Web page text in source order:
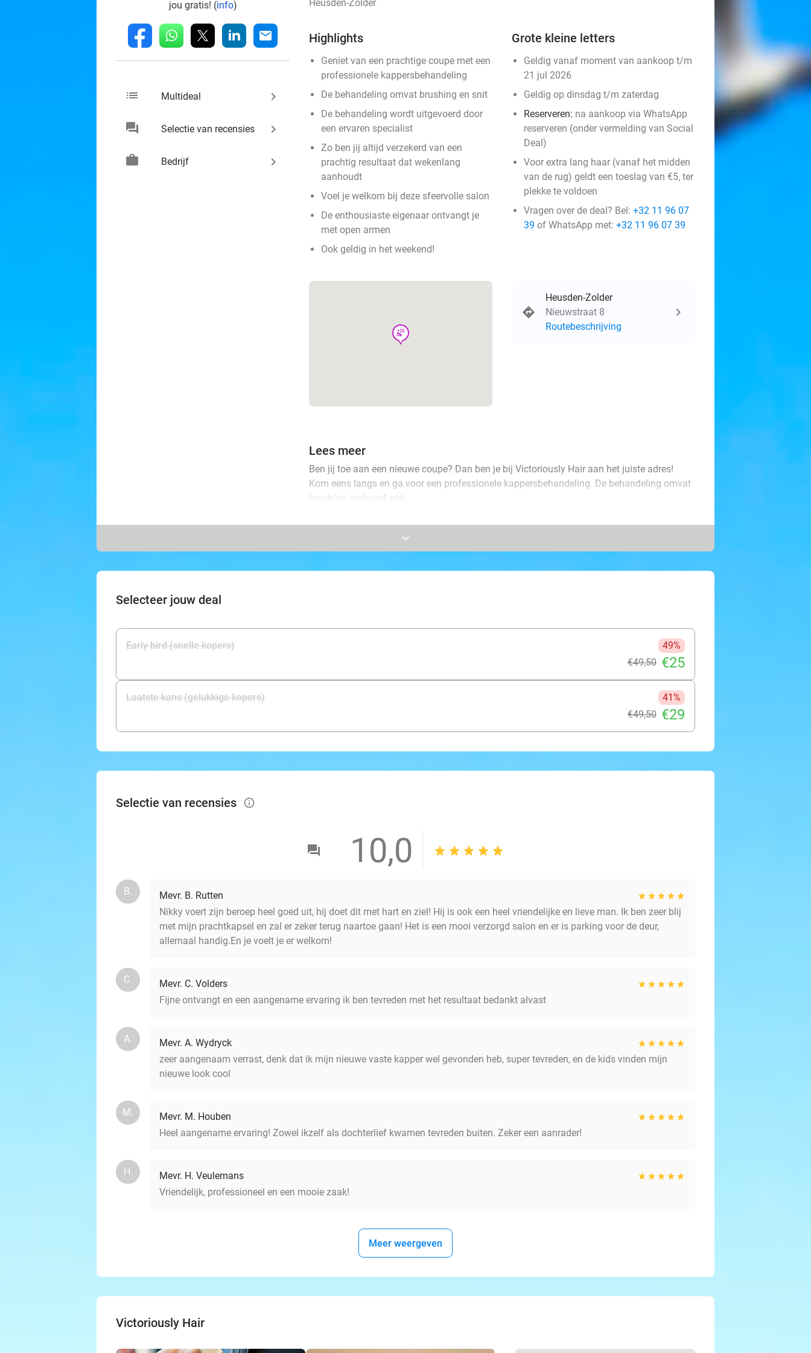
jou gratis! (info)
fb whatsapp linkedin mail
list Multideal keyboard_arrow_right
chat Selectie van recensies keyboard_arrow_right
work Bedrijf keyboard_arrow_right
Heusden-Zolder
Highlights
Geniet van een prachtige coupe met een
professionele kappersbehandeling
De behandeling omvat brushing en snit
De behandeling wordt uitgevoerd door
een ervaren specialist
Zo ben jij altijd verzekerd van een
prachtig resultaat dat wekenlang
aanhoudt
Voel je welkom bij deze sfeervolle salon
De enthousiaste eigenaar ontvangt je
met open armen
Ook geldig in het weekend!
Grote kleine letters
Geldig vanaf moment van aankoop t/m
21 jul 2026
Geldig op dinsdag t/m zaterdag
Reserveren: na aankoop via WhatsApp
reserveren (onder vermelding van Social
Deal)
Voor extra lang haar (vanaf het midden
van de rug) geldt een toeslag van €5, ter
plekke te voldoen
Vragen over de deal? Bel: +32 11 96 07
39 of WhatsApp met: +32 11 96 07 39
wellness
Heusden-Zolder
Nieuwstraat 8
Routebeschrijving
Lees meer
Ben jij toe aan een nieuwe coupe? Dan ben je bij Victoriously Hair aan het juiste adres!
Kom eens langs en ga voor een professionele kappersbehandeling. De behandeling omvat
brushing, inclusief snit.
Dankzij de expertise van de specialist ben jij altijd verzekerd van een prachtig resultaat dat
wekenlang aanhoudt. Jouw wensen staan centraal in dit sfeervolle salon. Zo ga jij met een
keyboard_arrow_down
Selecteer jouw deal
Early bird (snelle kopers)
49%
€49,50 €25
Laatste kans (gelukkige kopers)
41%
€49,50 €29
Selectie van recensies info_outlined
10,0
B.
Mevr. B. Rutten
Nikky voert zijn beroep heel goed uit, hij doet dit met hart en ziel! Hij is ook een heel vriendelijke en lieve man. Ik ben zeer blij
met mijn prachtkapsel en zal er zeker terug naartoe gaan! Het is een mooi verzorgd salon en er is parking voor de deur,
allemaal handig.En je voelt je er welkom!
C.
Mevr. C. Volders
Fijne ontvangt en een aangename ervaring ik ben tevreden met het resultaat bedankt alvast
A.
Mevr. A. Wydryck
zeer aangenaam verrast, denk dat ik mijn nieuwe vaste kapper wel gevonden heb, super tevreden, en de kids vinden mijn
nieuwe look cool
M.
Mevr. M. Houben
Heel aangename ervaring! Zowel ikzelf als dochterlief kwamen tevreden buiten. Zeker een aanrader!
H.
Mevr. H. Veulemans
Vriendelijk, professioneel en een mooie zaak!
Meer weergeven
Victoriously Hair